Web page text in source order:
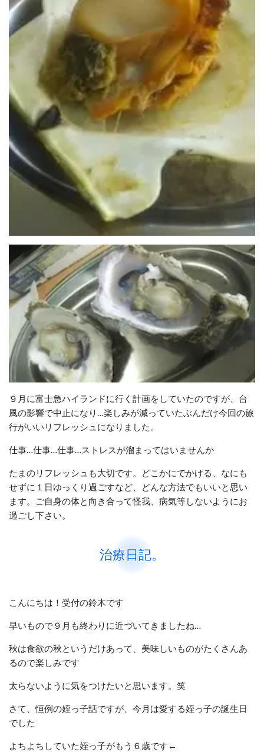
９月に富士急ハイランドに行く計画をしていたのですが、台
風の影響で中止になり…楽しみが減っていたぶんだけ今回の旅
行がいいリフレッシュになりました。
仕事…仕事…仕事…ストレスが溜まってはいませんか
たまのリフレッシュも大切です。どこかにでかける、なにも
せずに１日ゆっくり過ごすなど、どんな方法でもいいと思い
ます。ご自身の体と向き合って怪我、病気等しないようにお
過ごし下さい。
治療日記。
こんにちは！受付の鈴木です
早いもので９月も終わりに近づいてきましたね…
秋は食欲の秋というだけあって、 美味しいものがたくさんあ
るので楽しみです
太らないように気をつけたいと思います。笑
さて、恒例の姪っ子話ですが、 今月は愛する姪っ子の誕生日
でした
よちよちしていた姪っ子がもう６歳です←